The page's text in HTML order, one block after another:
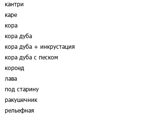
кантри
каре
кора
кора дуба
кора дуба + инкрустация
кора дуба с песком
короед
лава
под старину
ракушечник
рельефная